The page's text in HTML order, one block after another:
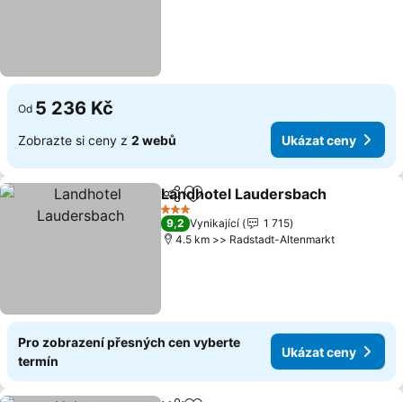
Od 5 236 Kč
Zobrazte si ceny z 2 webů Ukázat ceny
SdíletPřidat na seznam oblíbených
Landhotel Laudersbach
3 Počet hvězdiček
9,2 Vynikající
1 715
4.5 km >> Radstadt-Altenmarkt
Pro zobrazení přesných cen vyberte
termín
Ukázat ceny